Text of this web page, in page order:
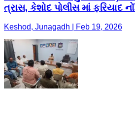
ત્રાસ, કેશોદ પોલીસ માં ફરિયાદ
Keshod, Junagadh | Feb 19, 2026